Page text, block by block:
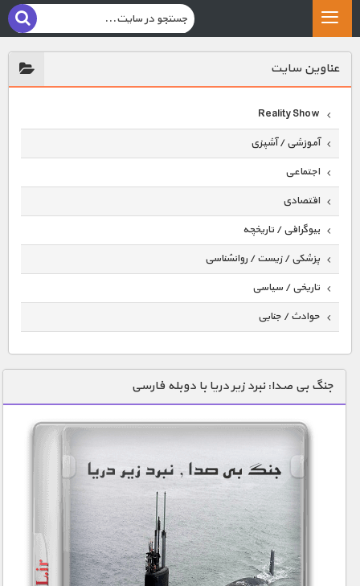
عناوين سايت
Reality Show
آموزشی / آشپزی
اجتماعی
اقتصادی
بیوگرافی / تاریخچه
پزشکی / زیست / روانشناسی
تاریخی / سیاسی
حوادث / جنایی
دنیای خوراکی ها
زمین شناسی / محیط زیست
سازه/ معماری/ مهندسی
سرگرمی
علم و فناوری
فرهنگ / هنر
جنگ بی صدا: نبرد زیر دریا با دوبله فارسی